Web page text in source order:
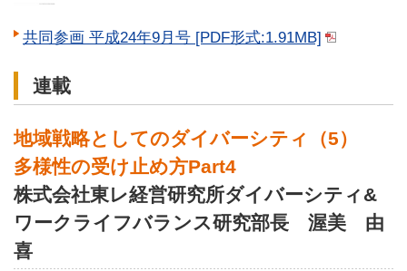
共同参画 平成24年9月号 [PDF形式:1.91MB]
連載
地域戦略としてのダイバーシティ（5）
多様性の受け止め方Part4
株式会社東レ経営研究所ダイバーシティ&
ワークライフバランス研究部長 渥美 由
喜